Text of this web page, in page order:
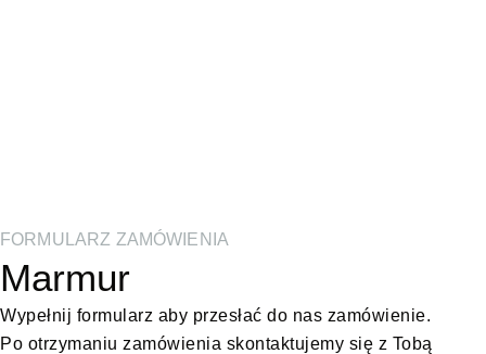
FORMULARZ ZAMÓWIENIA
Marmur
Wypełnij formularz aby przesłać do nas zamówienie.
Po otrzymaniu zamówienia skontaktujemy się z Tobą